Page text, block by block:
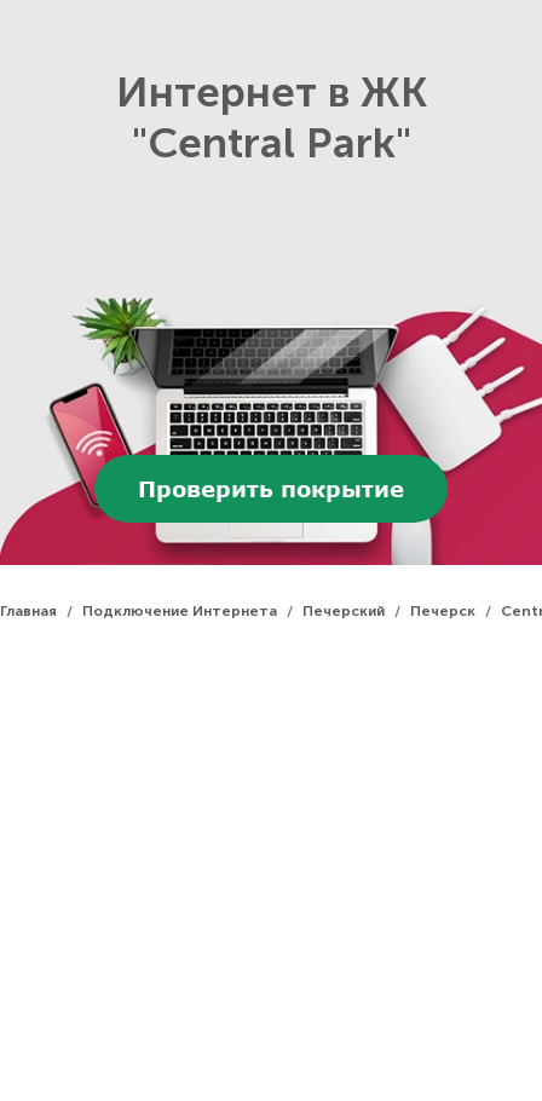
Интернет в ЖК
"Central Park"
Проверить покрытие
Главная / Подключение Интернета / Печерский / Печерск /